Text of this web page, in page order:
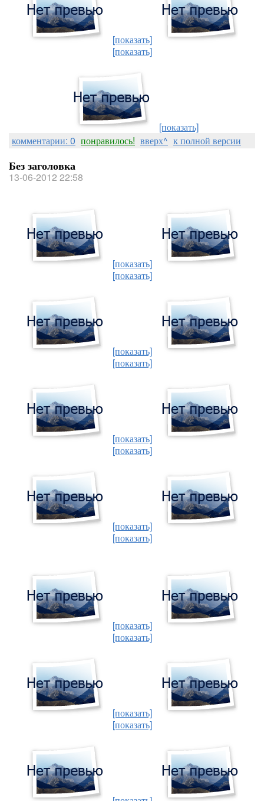
[показать]
[показать]
[показать]
комментарии: 0 понравилось! вверх^ к полной версии
Без заголовка
13-06-2012 22:58
[показать]
[показать]
[показать]
[показать]
[показать]
[показать]
[показать]
[показать]
[показать]
[показать]
[показать]
[показать]